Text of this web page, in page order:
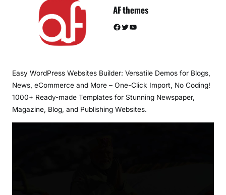
AF themes
Facebook Twitter YouTube
Easy WordPress Websites Builder: Versatile Demos for Blogs,
News, eCommerce and More – One-Click Import, No Coding!
1000+ Ready-made Templates for Stunning Newspaper,
Magazine, Blog, and Publishing Websites.